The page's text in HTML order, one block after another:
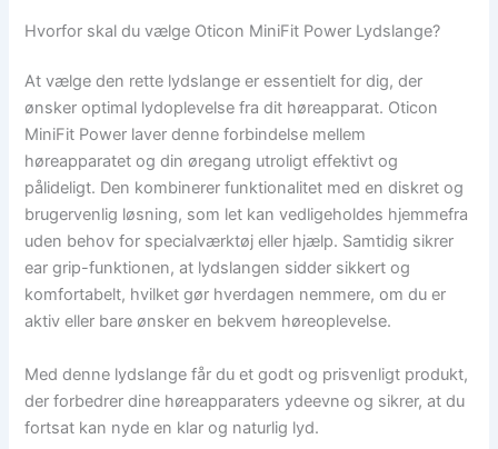
Hvorfor skal du vælge Oticon MiniFit Power Lydslange?
At vælge den rette lydslange er essentielt for dig, der
ønsker optimal lydoplevelse fra dit høreapparat. Oticon
MiniFit Power laver denne forbindelse mellem
høreapparatet og din øregang utroligt effektivt og
pålideligt. Den kombinerer funktionalitet med en diskret og
brugervenlig løsning, som let kan vedligeholdes hjemmefra
uden behov for specialværktøj eller hjælp. Samtidig sikrer
ear grip-funktionen, at lydslangen sidder sikkert og
komfortabelt, hvilket gør hverdagen nemmere, om du er
aktiv eller bare ønsker en bekvem høreoplevelse.
Med denne lydslange får du et godt og prisvenligt produkt,
der forbedrer dine høreapparaters ydeevne og sikrer, at du
fortsat kan nyde en klar og naturlig lyd.